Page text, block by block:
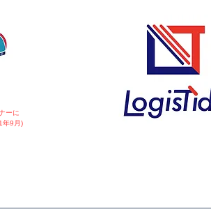
ーに
年9月)